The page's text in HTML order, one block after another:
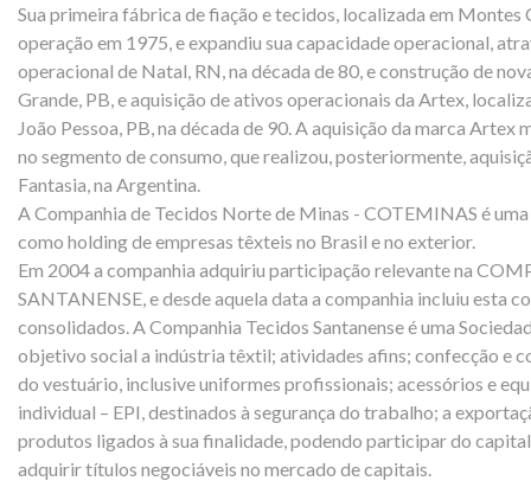
Sua primeira fábrica de fiação e tecidos, localizada em Montes
operação em 1975, e expandiu sua capacidade operacional,
operacional de Natal, RN, na década de 80, e construção de
Grande, PB, e aquisição de ativos operacionais da Artex,
João Pessoa, PB, na década de 90. A aquisição da marca Artex
no segmento de consumo, que realizou, posteriormente,
Fantasia, na Argentina.
A Companhia de Tecidos Norte de Minas - COTEMINAS é
como holding de empresas têxteis no Brasil e no exterior.
Em 2004 a companhia adquiriu participação relevante na
SANTANENSE, e desde aquela data a companhia incluiu esta
consolidados. A Companhia Tecidos Santanense é uma
objetivo social a indústria têxtil; atividades afins; confecção e
do vestuário, inclusive uniformes profissionais; acessórios e
individual – EPI, destinados à segurança do trabalho; a
produtos ligados à sua finalidade, podendo participar do
adquirir títulos negociáveis no mercado de capitais.